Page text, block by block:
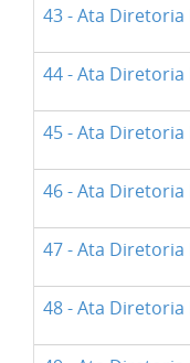
43 - Ata Diretoria
44 - Ata Diretoria
45 - Ata Diretoria
46 - Ata Diretoria
47 - Ata Diretoria
48 - Ata Diretoria